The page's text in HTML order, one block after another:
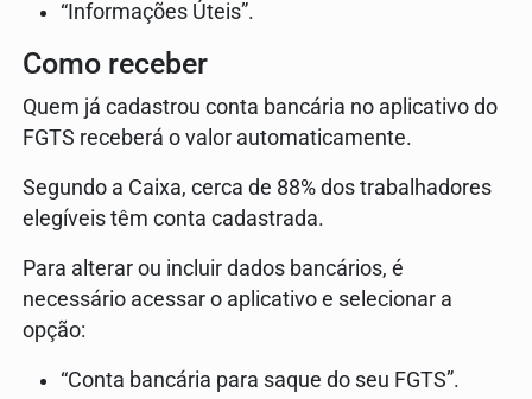
“Informações Úteis”.
Como receber
Quem já cadastrou conta bancária no aplicativo do
FGTS receberá o valor automaticamente.
Segundo a Caixa, cerca de 88% dos trabalhadores
elegíveis têm conta cadastrada.
Para alterar ou incluir dados bancários, é
necessário acessar o aplicativo e selecionar a
opção:
“Conta bancária para saque do seu FGTS”.